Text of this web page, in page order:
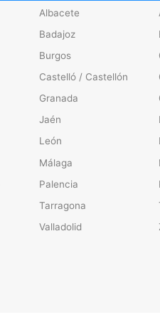
Albacete
Badajoz
Burgos
Castelló / Castellón
Granada
Jaén
León
Málaga
Palencia
Tarragona
Valladolid